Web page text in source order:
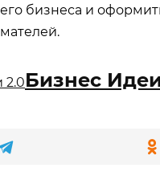
бизнеса и
Бизнес